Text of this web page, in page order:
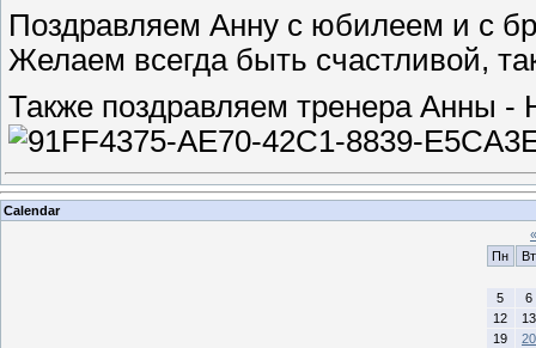
Поздравляем Анну с юбилеем и с
Желаем всегда быть счастливой,
Также поздравляем тренера Анны -
Calendar
«
Пн
Вт
5
6
12
13
19
20